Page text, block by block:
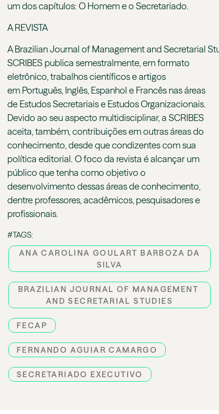
um dos capítulos: O Homem e o Secretariado.
A REVISTA
A Brazilian Journal of Management and Secretarial
SCRIBES publica semestralmente, em formato
eletrônico, trabalhos científicos e artigos
em Português, Inglês, Espanhol e Francês nas áreas
de Estudos Secretariais e Estudos Organizacionais.
Devido ao seu aspecto multidisciplinar, a SCRIBES
aceita, também, contribuições em outras áreas do
conhecimento, desde que condizentes com sua
política editorial. O foco da revista é alcançar um
público que tenha como objetivo o
desenvolvimento dessas áreas de conhecimento,
dentre professores, acadêmicos, pesquisadores e
profissionais.
#TAGS:
ANA CAROLINA GOULART BARBOZA DA
SILVA
BRAZILIAN JOURNAL OF MANAGEMENT
AND SECRETARIAL STUDIES
FECAP
FERNANDO AGUIAR CAMARGO
SECRETARIADO EXECUTIVO